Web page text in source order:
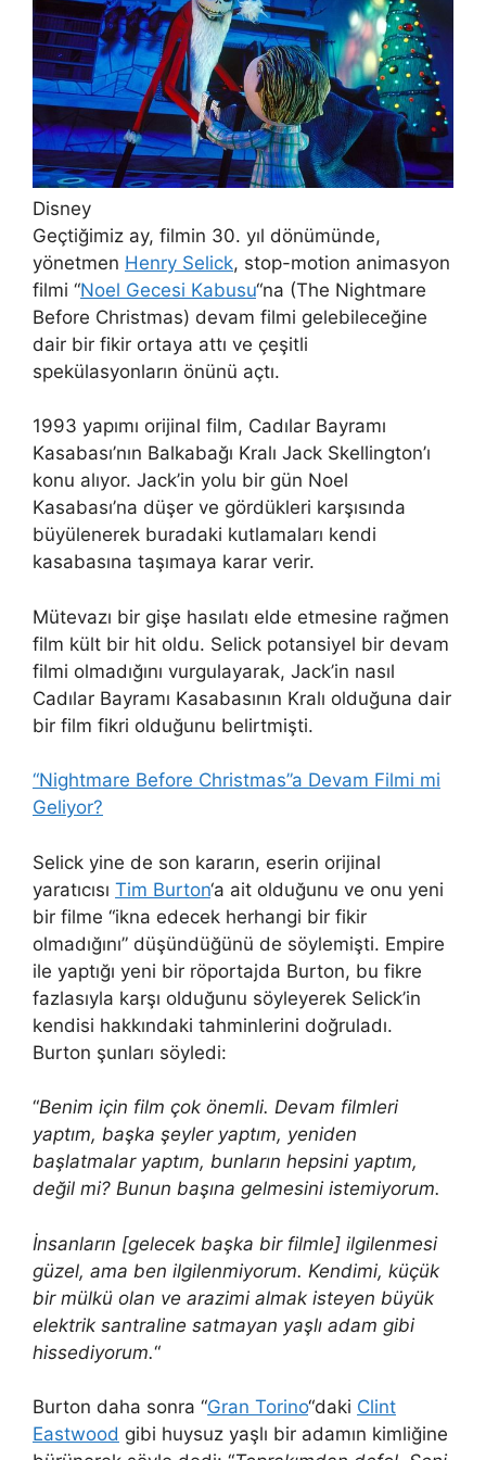
Disney
Geçtiğimiz ay, filmin 30. yıl dönümünde,
yönetmen Henry Selick, stop-motion animasyon
filmi “Noel Gecesi Kabusu“na (The Nightmare
Before Christmas) devam filmi gelebileceğine
dair bir fikir ortaya attı ve çeşitli
spekülasyonların önünü açtı.
1993 yapımı orijinal film, Cadılar Bayramı
Kasabası’nın Balkabağı Kralı Jack Skellington’ı
konu alıyor. Jack’in yolu bir gün Noel
Kasabası’na düşer ve gördükleri karşısında
büyülenerek buradaki kutlamaları kendi
kasabasına taşımaya karar verir.
Mütevazı bir gişe hasılatı elde etmesine rağmen
film kült bir hit oldu. Selick potansiyel bir devam
filmi olmadığını vurgulayarak, Jack’in nasıl
Cadılar Bayramı Kasabasının Kralı olduğuna dair
bir film fikri olduğunu belirtmişti.
“Nightmare Before Christmas”a Devam Filmi mi
Geliyor?
Selick yine de son kararın, eserin orijinal
yaratıcısı Tim Burton‘a ait olduğunu ve onu yeni
bir filme “ikna edecek herhangi bir fikir
olmadığını” düşündüğünü de söylemişti. Empire
ile yaptığı yeni bir röportajda Burton, bu fikre
fazlasıyla karşı olduğunu söyleyerek Selick’in
kendisi hakkındaki tahminlerini doğruladı.
Burton şunları söyledi:
“Benim için film çok önemli. Devam filmleri
yaptım, başka şeyler yaptım, yeniden
başlatmalar yaptım, bunların hepsini yaptım,
değil mi? Bunun başına gelmesini istemiyorum.
İnsanların [gelecek başka bir filmle] ilgilenmesi
güzel, ama ben ilgilenmiyorum. Kendimi, küçük
bir mülkü olan ve arazimi almak isteyen büyük
elektrik santraline satmayan yaşlı adam gibi
hissediyorum.“
Burton daha sonra “Gran Torino“daki Clint
Eastwood gibi huysuz yaşlı bir adamın kimliğine